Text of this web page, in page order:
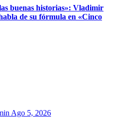
buenas historias»: Vladimir
de su fórmula en «Cinco
Ago 5, 2026